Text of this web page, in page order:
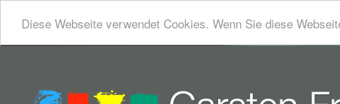
Diese Webseite verwendet Cookies. Wenn Sie diese